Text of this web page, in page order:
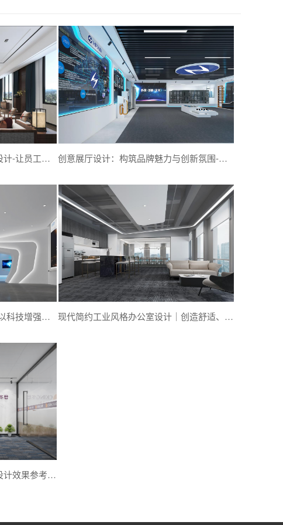
现代办公室设计更突出人性化设计-让员工体会到上班的快乐与舒适-深圳文丰装饰 创意展厅设计：构筑品牌魅力与创新氛围-深圳文丰装饰
立尔讯人工智能展馆展厅设计-以科技增强品牌形象-深圳文丰装饰 现代简约工业风格办公室设计｜创造舒适、时尚和高效的工作环境-深圳文丰装饰
免费分享福田金融大厦办公室设计效果参考图-文丰装饰公司